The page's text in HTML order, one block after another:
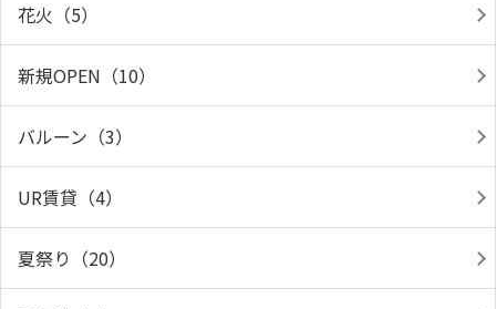
花火（5）
新規OPEN（10）
バルーン（3）
UR賃貸（4）
夏祭り（20）